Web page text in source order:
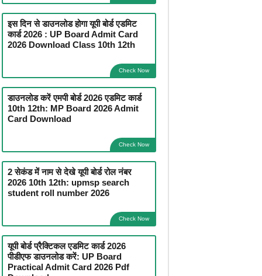
इस दिन से डाउनलोड होगा यूपी बोर्ड एडमिट
कार्ड 2026 : UP Board Admit Card
2026 Download Class 10th 12th
Check Now
डाउनलोड करें एमपी बोर्ड 2026 एडमिट कार्ड
10th 12th: MP Board 2026 Admit
Card Download
Check Now
2 सेकंड में नाम से देखे यूपी बोर्ड रोल नंबर
2026 10th 12th: upmsp search
student roll number 2026
Check Now
यूपी बोर्ड प्रैक्टिकल एडमिट कार्ड 2026
पीडीएफ डाउनलोड करें: UP Board
Practical Admit Card 2026 Pdf